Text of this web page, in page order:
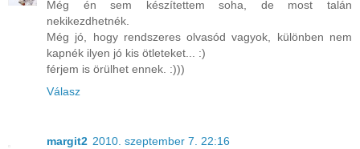
Még én sem készítettem soha, de most talán
nekikezdhetnék.
Még jó, hogy rendszeres olvasód vagyok, különben nem
kapnék ilyen jó kis ötleteket... :)
férjem is örülhet ennek. :)))
Válasz
margit2 2010. szeptember 7. 22:16